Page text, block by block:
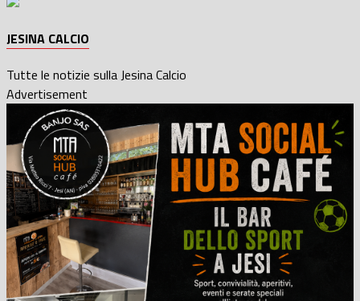
JESINA CALCIO
Tutte le notizie sulla Jesina Calcio
Advertisement